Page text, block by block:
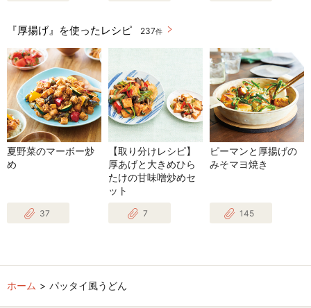
『厚揚げ』を使ったレシピ 237件
夏野菜のマーボー炒
め
37
【取り分けレシピ】
厚あげと大きめひら
たけの甘味噌炒めセ
ット
7
ピーマンと厚揚げの
みそマヨ焼き
145
ホーム パッタイ風うどん